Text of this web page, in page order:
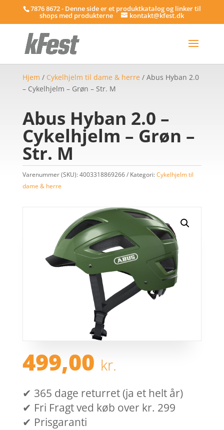
7876 8672 - Denne side er et produktkatalog og linker til
shops med produkterne kontakt@kfest.dk
Hjem / Cykelhjelm til dame & herre/ Abus Hyban 2.0
– Cykelhjelm – Grøn – Str. M
Abus Hyban 2.0 –
Cykelhjelm – Grøn –
Str. M
Varenummer (SKU):4003318869266 Kategori:Cykelhjelm til
dame & herre
499,00 kr.
✔ 365 dage returret (ja et helt år)
✔ Fri Fragt ved køb over kr. 299
✔ Prisgaranti